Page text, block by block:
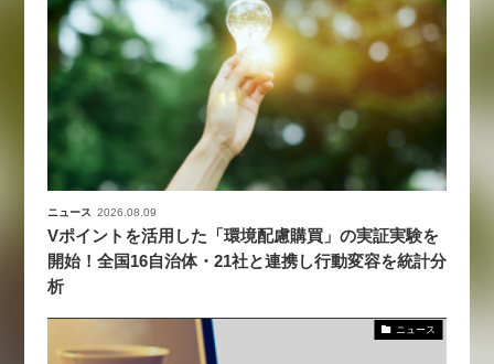
ニュース 2026.08.09
Vポイントを活用した「環境配慮購買」の実証実験を
開始！全国16自治体・21社と連携し行動変容を統計分
析
ニュース